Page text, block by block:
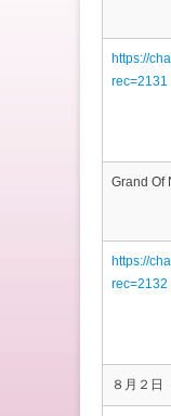
https://
rec=2131
Grand Of
https://
rec=2132
８月２日